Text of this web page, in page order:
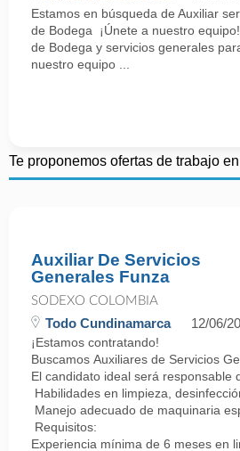
Estamos en búsqueda de Auxiliar
de Bodega ¡Únete a nuestro
de Bodega y servicios generales
nuestro equipo ...
Te proponemos ofertas de trabajo en
Auxiliar De Servicios
Generales Funza
SODEXO COLOMBIA
Todo Cundinamarca 12/06/
¡Estamos contratando!
Buscamos Auxiliares de Servicios
El candidato ideal será responsable
Habilidades en limpieza,
Manejo adecuado de maquinaria
Requisitos:
Experiencia mínima de 6 meses en